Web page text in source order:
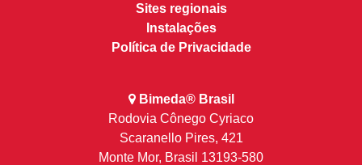
Sites regionais
Instalações
Política de Privacidade
Bimeda® Brasil
Rodovia Cônego Cyriaco
Scaranello Pires, 421
Monte Mor, Brasil 13193-580